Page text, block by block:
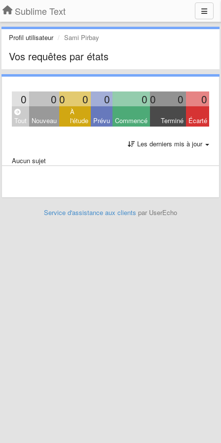
Sublime Text
Profil utilisateur Sami Pirbay
Vos requêtes par états
0 0 0 0 0 0 0 0 0
Tout Nouveau
À
l'étude Prévu Commencé Terminé Écarté
Les derniers mis à jour
Aucun sujet
Service d'assistance aux clients par UserEcho